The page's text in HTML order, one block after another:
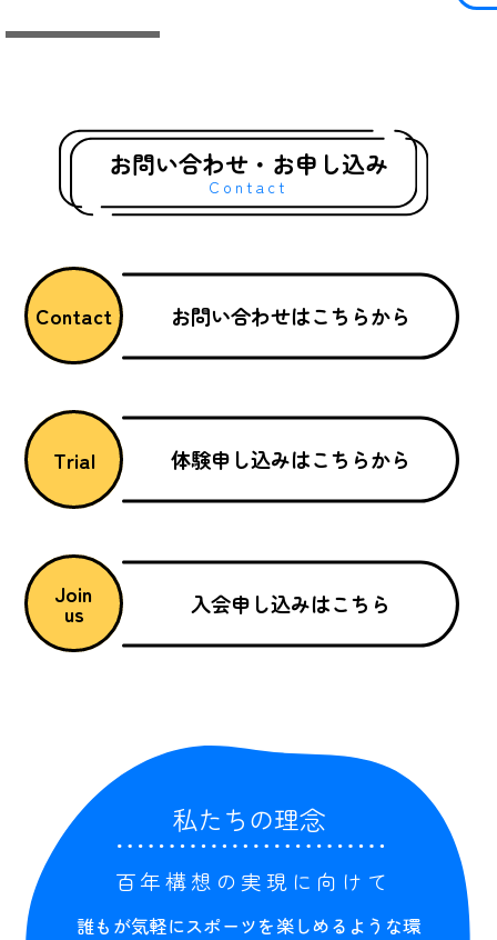
参加いただけなかった場合、対象期間のトレ
っ
お問い合わせ・お申し込み
Contact
Contact お問い合わせはこちらから
Trial 体験申し込みはこちらから
Join
us 入会申し込みはこちら
私たちの理念
百年構想の実現に向けて
誰もが気軽にスポーツを楽しめるような環